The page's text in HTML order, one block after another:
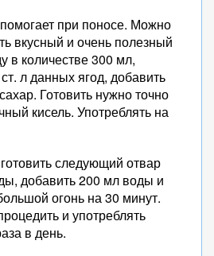
при поносе. Можно
вкусный и очень полезный
в количестве 300 мл,
л данных ягод, добавить
Готовить нужно точно
кисель. Употреблять на
следующий отвар
добавить 200 мл воды и
огонь на 30 минут.
и употреблять
в день.